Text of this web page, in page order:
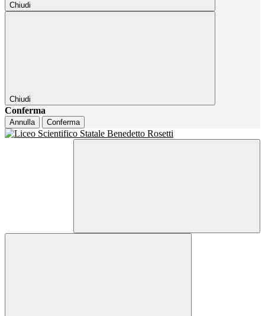
Chiudi
Chiudi
Conferma
Annulla Conferma